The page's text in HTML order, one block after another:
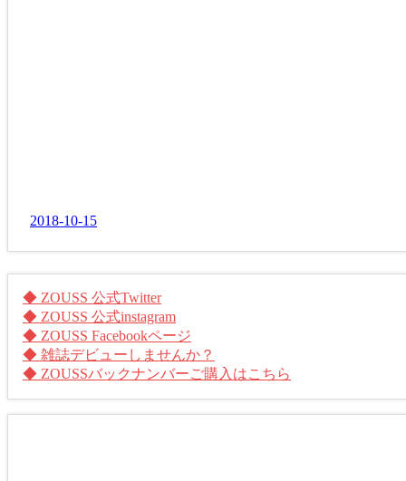
2018-10-15
◆ ZOUSS 公式Twitter
◆ ZOUSS 公式instagram
◆ ZOUSS Facebookページ
◆ 雑誌デビューしませんか？
◆ ZOUSSバックナンバーご購入はこちら